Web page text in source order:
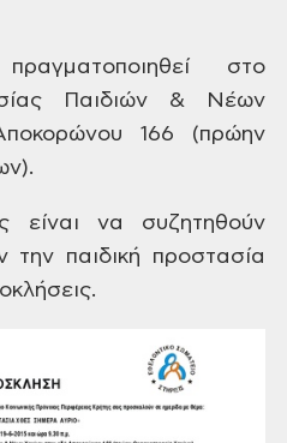
στο
Παιδιών & Νέων
166 (πρώην
είναι να συζητηθούν
παιδική προστασία